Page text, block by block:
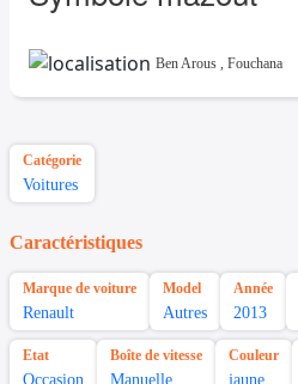
Ben Arous , Fouchana
Catégorie
Voitures
Caractéristiques
Marque de voiture
Renault
Model
Autres
Année
2013
Etat
Occasion
Boîte de vitesse
Manuelle
Couleur
jaune